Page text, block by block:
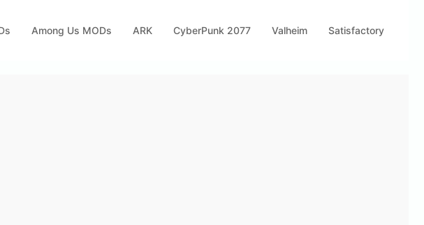
Among Us MODs ARK CyberPunk 2077 Valheim Satisfactory